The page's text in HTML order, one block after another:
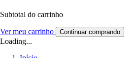
Subtotal do carrinho
Ver meu carrinho Continuar comprando
Loading...